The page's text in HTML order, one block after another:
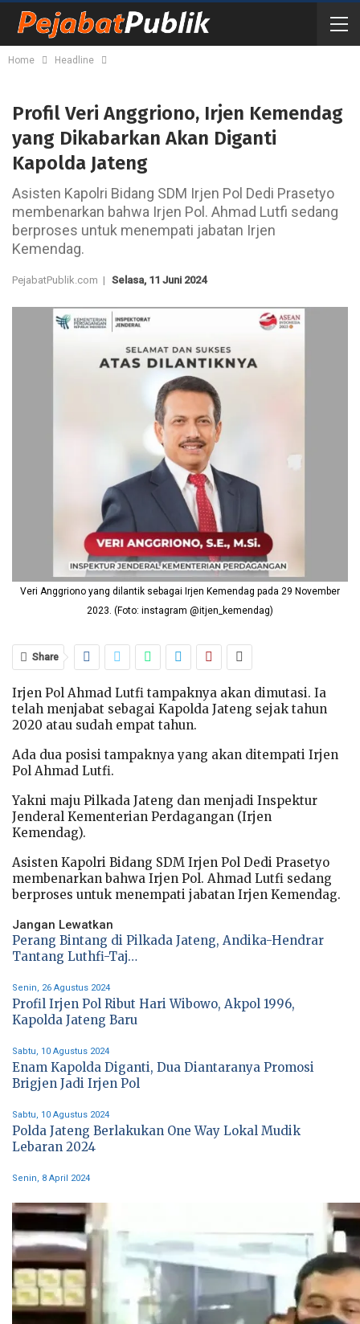
Home Headline
Profil Veri Anggriono, Irjen Kemendag
yang Dikabarkan Akan Diganti
Kapolda Jateng
Asisten Kapolri Bidang SDM Irjen Pol Dedi Prasetyo
membenarkan bahwa Irjen Pol. Ahmad Lutfi sedang
berproses untuk menempati jabatan Irjen
Kemendag.
PejabatPublik.com | Selasa, 11 Juni 2024
Veri Anggriono yang dilantik sebagai Irjen Kemendag pada 29 November
2023. (Foto: instagram @itjen_kemendag)
Share
Irjen Pol Ahmad Lutfi tampaknya akan dimutasi. Ia
telah menjabat sebagai Kapolda Jateng sejak tahun
2020 atau sudah empat tahun.
Ada dua posisi tampaknya yang akan ditempati Irjen
Pol Ahmad Lutfi.
Yakni maju Pilkada Jateng dan menjadi Inspektur
Jenderal Kementerian Perdagangan (Irjen
Kemendag).
Asisten Kapolri Bidang SDM Irjen Pol Dedi Prasetyo
membenarkan bahwa Irjen Pol. Ahmad Lutfi sedang
berproses untuk menempati jabatan Irjen Kemendag.
Jangan Lewatkan
Perang Bintang di Pilkada Jateng, Andika-Hendrar
Tantang Luthfi-Taj…
Senin, 26 Agustus 2024
Profil Irjen Pol Ribut Hari Wibowo, Akpol 1996,
Kapolda Jateng Baru
Sabtu, 10 Agustus 2024
Enam Kapolda Diganti, Dua Diantaranya Promosi
Brigjen Jadi Irjen Pol
Sabtu, 10 Agustus 2024
Polda Jateng Berlakukan One Way Lokal Mudik
Lebaran 2024
Senin, 8 April 2024